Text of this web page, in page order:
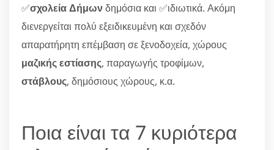
✅σχολεία Δήμωνδημόσια και ✅ιδιωτικά. Ακόμη
διενεργείται πολύ εξειδικευμένη και σχεδόν
απαρατήρητη επέμβαση σε ξενοδοχεία, χώρους
μαζικής εστίασης, παραγωγής τροφίμων,
στάβλους, δημόσιους χώρους, κ.α.
Ποια είναι τα 7 κυριότερα